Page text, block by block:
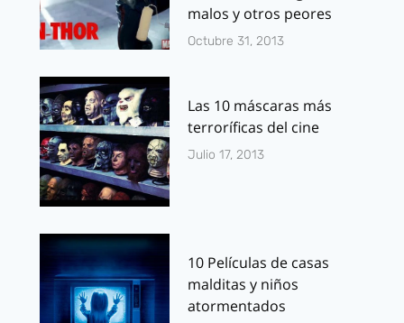
malos y otros peores
Octubre 31, 2013
Las 10 máscaras más
terroríficas del cine
Julio 17, 2013
10 Películas de casas
malditas y niños
atormentados